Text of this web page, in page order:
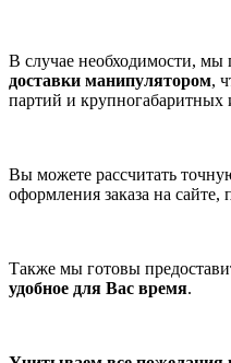
В случае необходимости, мы
доставки манипулятором,
партий и крупногабаритных
Вы можете рассчитать
оформления заказа на сайте,
Также мы готовы
удобное для Вас время.